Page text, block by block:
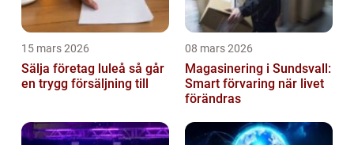
15 mars 2026
Sälja företag luleå så går
en trygg försäljning till
08 mars 2026
Magasinering i Sundsvall:
Smart förvaring när livet
förändras